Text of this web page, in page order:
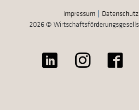
Impressum Datenschutz
2026 ©